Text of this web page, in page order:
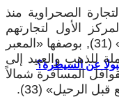
الصحراوية منذ
شكّلت المركز الأول لتجارتهم
(30), واكتست طابع: «بوابة السودان» (31), بوصفها «المعبر
للذهب والعبيد إلى
كانت «القوافل المسافرة شمالاً
الرحيل» (33).